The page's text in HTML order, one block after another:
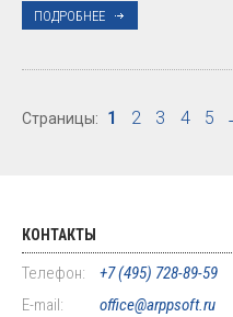
ПОДРОБНЕЕ
Страницы: 1 2 3 4 5
КОНТАКТЫ
Телефон:
+7 (495) 728-89-59
E-mail:
office@arppsoft.ru